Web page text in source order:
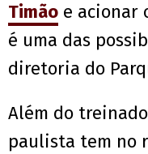
Timão e acionar
é uma das
diretoria do
Além do
paulista tem no